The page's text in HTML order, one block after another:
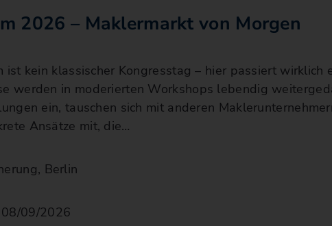
2026 – Maklermarkt von Morgen
ist kein klassischer Kongresstag – hier passiert wirklich
werden in moderierten Workshops lebendig
ein, tauschen sich mit anderen
Ansätze mit, die…
Berlin
09/2026